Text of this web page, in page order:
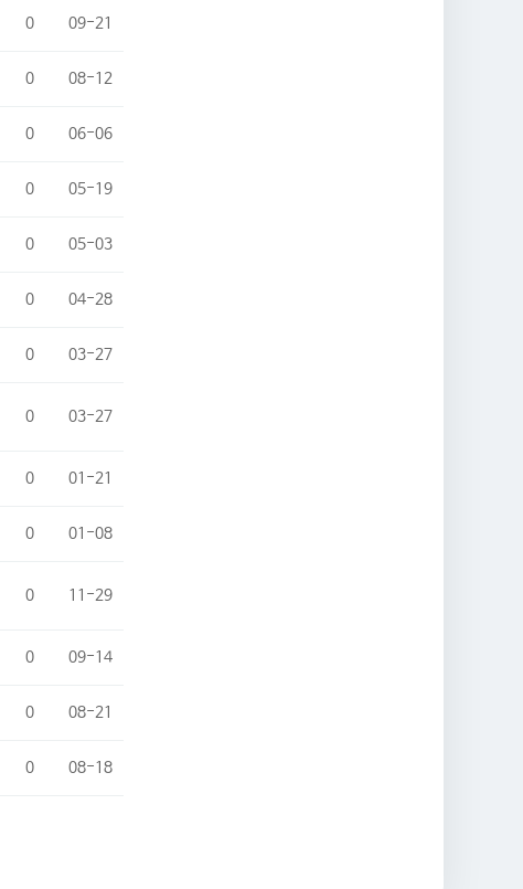
0 09-21
0 08-12
0 06-06
0 05-19
0 05-03
0 04-28
0 03-27
0 03-27
0 01-21
0 01-08
0 11-29
0 09-14
0 08-21
0 08-18